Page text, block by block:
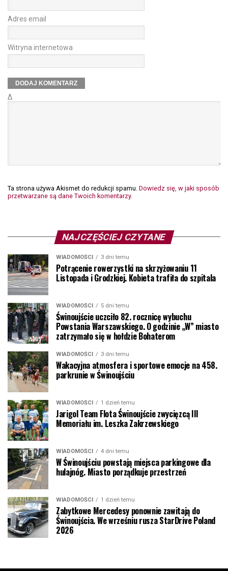
Adres email
Witryna internetowa
Δ
Ta strona używa Akismet do redukcji spamu. Dowiedz się, w jaki sposób
przetwarzane są dane Twoich komentarzy.
NAJCZĘŚCIEJ CZYTANE
WIADOMOŚCI 3 dni temu
Potrącenie rowerzystki na skrzyżowaniu 11
Listopada i Grodzkiej. Kobieta trafiła do szpitala
WIADOMOŚCI 5 dni temu
Świnoujście uczciło 82. rocznicę wybuchu
Powstania Warszawskiego. O godzinie „W” miasto
zatrzymało się w hołdzie Bohaterom
WIADOMOŚCI 3 dni temu
Wakacyjna atmosfera i sportowe emocje na 458.
parkrunie w Świnoujściu
WIADOMOŚCI 1 dzień temu
Jarigol Team Flota Świnoujście zwycięzcą III
Memoriału im. Leszka Zakrzewskiego
WIADOMOŚCI 4 dni temu
W Świnoujściu powstają miejsca parkingowe dla
hulajnóg. Miasto porządkuje przestrzeń
WIADOMOŚCI 1 dzień temu
Zabytkowe Mercedesy ponownie zawitają do
Świnoujścia. We wrześniu rusza StarDrive Poland
2026